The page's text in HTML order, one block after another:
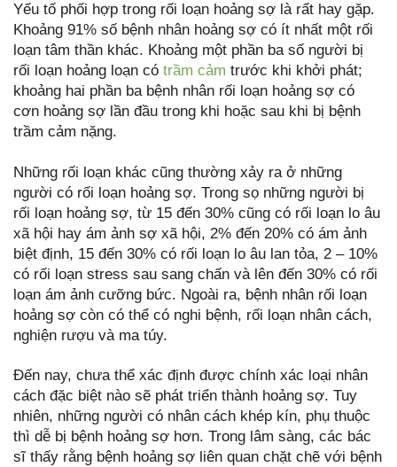
Yếu tố phối hợp trong rối loạn hoảng sợ là rất hay gặp.
Khoảng 91% số bệnh nhân hoảng sợ có ít nhất một rối
loạn tâm thần khác. Khoảng một phần ba số người bị
rối loạn hoảng loạn có trầm cảm trước khi khởi phát;
khoảng hai phần ba bệnh nhân rối loạn hoảng sợ có
cơn hoảng sợ lần đầu trong khi hoặc sau khi bị bệnh
trầm cảm nặng.
Những rối loạn khác cũng thường xảy ra ở những
người có rối loạn hoảng sợ. Trong sọ những người bị
rối loạn hoảng sợ, từ 15 đến 30% cũng có rối loạn lo âu
xã hội hay ám ảnh sợ xã hội, 2% đến 20% có ám ảnh
biệt định, 15 đến 30% có rối loạn lo âu lan tỏa, 2 – 10%
có rối loạn stress sau sang chấn và lên đến 30% có rối
loạn ám ảnh cưỡng bức. Ngoài ra, bệnh nhân rối loạn
hoảng sợ còn có thể có nghi bệnh, rối loạn nhân cách,
nghiện rượu và ma túy.
Đến nay, chưa thể xác định được chính xác loại nhân
cách đặc biệt nào sẽ phát triển thành hoảng sợ. Tuy
nhiên, những người có nhân cách khép kín, phụ thuộc
thì dễ bị bệnh hoảng sợ hơn. Trong lâm sàng, các bác
sĩ thấy rằng bệnh hoảng sợ liên quan chặt chẽ với bệnh